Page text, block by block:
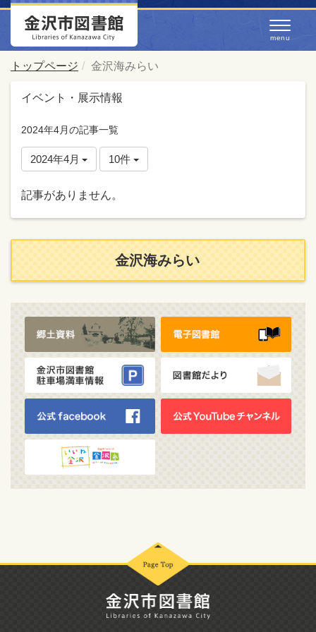
トップページ 金沢海みらい
イベント・展示情報
2024年4月の記事一覧
2024年4月 10件
記事がありません。
金沢海みらい